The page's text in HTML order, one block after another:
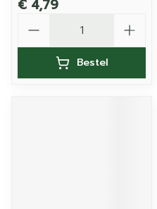
€ 4,79
Bestel